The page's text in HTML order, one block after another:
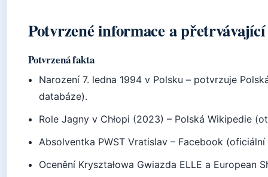
Potvrzené informace a
Potvrzená fakta
Narození 7. ledna 1994 v Polsku – potvrzuje
databáze).
Role Jagny v Chłopi (2023) – Polská Wikipedie
Absolventka PWST Vratislav – Facebook
Ocenění Kryształowa Gwiazda ELLE a